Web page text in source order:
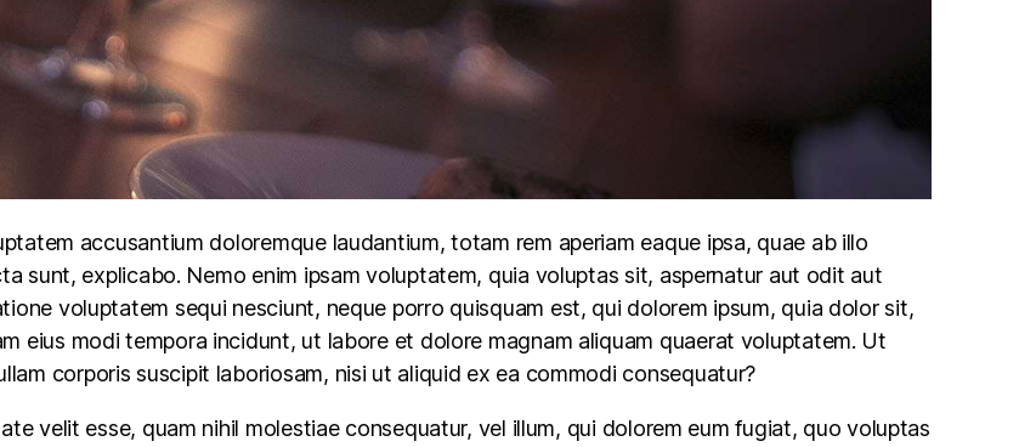
accusantium doloremque laudantium, totam rem aperiam eaque ipsa, quae ab illo
sunt, explicabo. Nemo enim ipsam voluptatem, quia voluptas sit, aspernatur aut odit aut
voluptatem sequi nesciunt, neque porro quisquam est, qui dolorem ipsum, quia dolor sit,
eius modi tempora incidunt, ut labore et dolore magnam aliquam quaerat voluptatem. Ut
corporis suscipit laboriosam, nisi ut aliquid ex ea commodi consequatur?
velit esse, quam nihil molestiae consequatur, vel illum, qui dolorem eum fugiat, quo voluptas